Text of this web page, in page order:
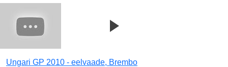
Ungari GP 2010 - eelvaade, Brembo